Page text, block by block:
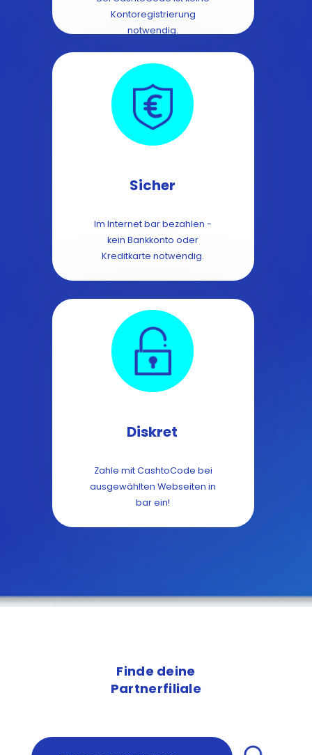
Kontoregistrierung
notwendig.
Sicher
Im Internet bar bezahlen -
kein Bankkonto oder
Kreditkarte notwendig.
Diskret
Zahle mit CashtoCode bei
ausgewählten Webseiten in
bar ein!
Finde deine
Partnerfiliale